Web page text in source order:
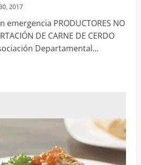
2017
emergencia PRODUCTORES NO
DE CARNE DE CERDO
Departamental...